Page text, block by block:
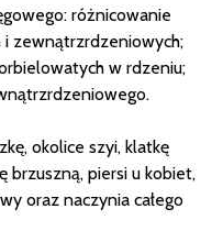
różnicowanie
zewnątrzrdzeniowych;
w rdzeniu;
okolice szyi, klatkę
brzuszną, piersi u kobiet,
oraz naczynia całego